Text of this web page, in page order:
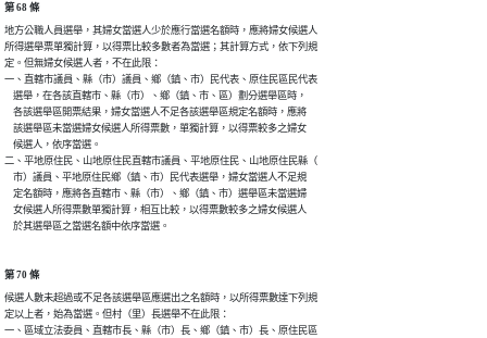
第 68 條
地方公職人員選舉，其婦女當選人少於應行當選名額時，應將婦女候選人
所得選舉票單獨計算，以得票比較多數者為當選；其計算方式，依下列規
定。但無婦女候選人者，不在此限：
一、直轄市議員、縣（市）議員、鄉（鎮、市）民代表、原住民區民代表
    選舉，在各該直轄市、縣（市）、鄉（鎮、市、區）劃分選舉區時，
    各該選舉區開票結果，婦女當選人不足各該選舉區規定名額時，應將
    該選舉區未當選婦女候選人所得票數，單獨計算，以得票較多之婦女
    候選人，依序當選。
二、平地原住民、山地原住民直轄市議員、平地原住民、山地原住民縣（
    市）議員、平地原住民鄉（鎮、市）民代表選舉，婦女當選人不足規
    定名額時，應將各直轄市、縣（市）、鄉（鎮、市）選舉區未當選婦
    女候選人所得票數單獨計算，相互比較，以得票數較多之婦女候選人
    於其選舉區之當選名額中依序當選。
第 70 條
候選人數未超過或不足各該選舉區應選出之名額時，以所得票數達下列規
定以上者，始為當選。但村（里）長選舉不在此限：
一、區域立法委員、直轄市長、縣（市）長、鄉（鎮、市）長、原住民區